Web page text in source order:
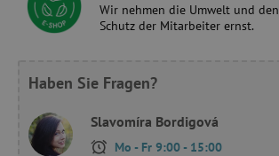
Wir nehmen die Umwelt und den
Schutz der Mitarbeiter ernst.
Haben Sie Fragen?
Slavomíra Bordigová
Mo - Fr 9:00 - 15:00